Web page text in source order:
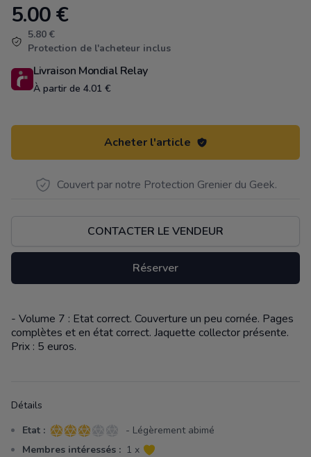
Product information
5.00€
5.80 €
Protection de l'acheteur inclus
Livraison Mondial Relay
À partir de 4.01 €
Acheter l'article
Couvert par notre Protection Grenier du Geek.
CONTACTER LE VENDEUR
Réserver
Description
- Volume 7 : Etat correct. Couverture un peu cornée. Pages
complètes et en état correct. Jaquette collector présente.
Prix : 5 euros.
Détails
Etat : 3 sur 5 étoiles
- Légèrement abimé
Membres intéressés : 1 x